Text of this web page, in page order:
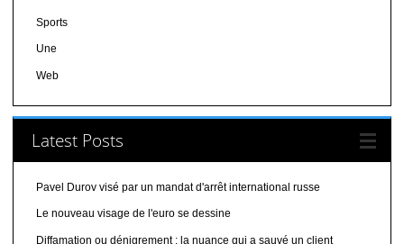
Sports
Une
Web
Latest Posts
Pavel Durov visé par un mandat d'arrêt international russe
Le nouveau visage de l'euro se dessine
Diffamation ou dénigrement : la nuance qui a sauvé un client